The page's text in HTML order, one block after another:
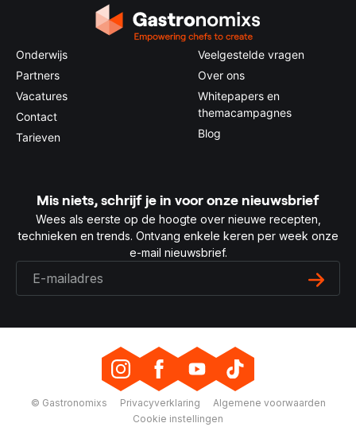
Onderwijs
Partners
Vacatures
Contact
Tarieven
Veelgestelde vragen
Over ons
Whitepapers en
themacampagnes
Blog
Mis niets, schrijf je in voor onze nieuwsbrief
Wees als eerste op de hoogte over nieuwe recepten,
technieken en trends. Ontvang enkele keren per week onze
e-mail nieuwsbrief.
© Gastronomixs Privacyverklaring
Algemene voorwaarden
Cookie instellingen